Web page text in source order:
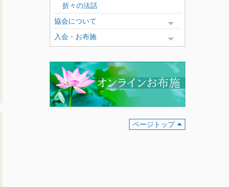
折々の法話
協会について
Toggle menu
入会・お布施
Toggle menu
ページトップ